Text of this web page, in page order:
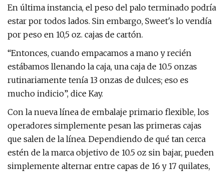
En última instancia, el peso del palo terminado podría
estar por todos lados. Sin embargo, Sweet's lo vendía
por peso en 10,5 oz. cajas de cartón.
“Entonces, cuando empacamos a mano y recién
estábamos llenando la caja, una caja de 10.5 onzas
rutinariamente tenía 13 onzas de dulces; eso es
mucho indicio”, dice Kay.
Con la nueva línea de embalaje primario flexible, los
operadores simplemente pesan las primeras cajas
que salen de la línea. Dependiendo de qué tan cerca
estén de la marca objetivo de 10.5 oz sin bajar, pueden
simplemente alternar entre capas de 16 y 17 quilates,